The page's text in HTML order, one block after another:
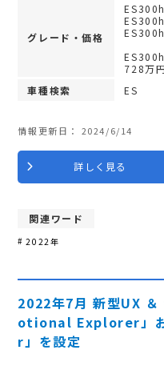
グレード・価格
728万
車種検索
ES
情報更新日： 2024/6/14
詳しく見る
関連ワード
2022年
2022年7月 新型UX
otional Explorer」
r」を設定